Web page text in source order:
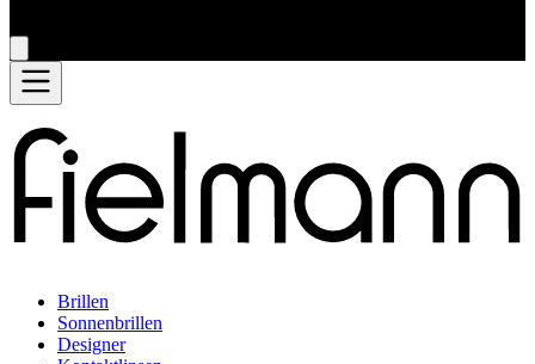
Brillen
Sonnenbrillen
Designer